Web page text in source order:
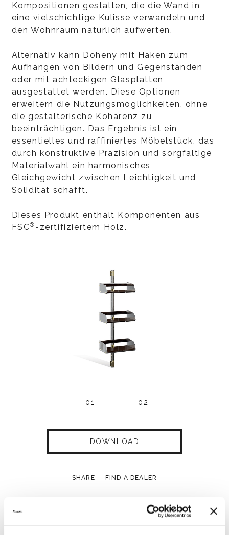
Kompositionen gestalten, die die Wand in
eine vielschichtige Kulisse verwandeln und
den Wohnraum natürlich aufwerten.
Alternativ kann Doheny mit Haken zum
Aufhängen von Bildern und Gegenständen
oder mit achteckigen Glasplatten
ausgestattet werden. Diese Optionen
erweitern die Nutzungsmöglichkeiten, ohne
die gestalterische Kohärenz zu
beeinträchtigen. Das Ergebnis ist ein
essentielles und raffiniertes Möbelstück, das
durch konstruktive Präzision und sorgfältige
Materialwahl ein harmonisches
Gleichgewicht zwischen Leichtigkeit und
Solidität schafft.
Dieses Produkt enthält Komponenten aus
FSC® -zertifiziertem Holz.
01 02
DOWNLOAD
SHARE FIND A DEALER